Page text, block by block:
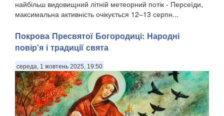
найбільш видовищний літній метеорний потік - Персеїди,
максимальна активність очікується 12–13 серпн...
Покрова Пресвятої Богородиці: Народні
повір'я і традиції свята
середа, 1 жовтень 2025, 19:50